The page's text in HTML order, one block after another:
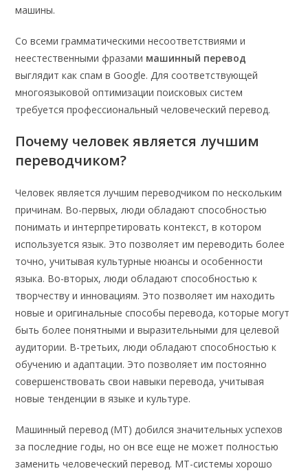
машины.
Со всеми грамматическими несоответствиями и
неестественными фразами машинный перевод
выглядит как спам в Google. Для соответствующей
многоязыковой оптимизации поисковых систем
требуется профессиональный человеческий перевод.
Почему человек является лучшим
переводчиком?
Человек является лучшим переводчиком по нескольким
причинам. Во-первых, люди обладают способностью
понимать и интерпретировать контекст, в котором
используется язык. Это позволяет им переводить более
точно, учитывая культурные нюансы и особенности
языка. Во-вторых, люди обладают способностью к
творчеству и инновациям. Это позволяет им находить
новые и оригинальные способы перевода, которые могут
быть более понятными и выразительными для целевой
аудитории. В-третьих, люди обладают способностью к
обучению и адаптации. Это позволяет им постоянно
совершенствовать свои навыки перевода, учитывая
новые тенденции в языке и культуре.
Машинный перевод (МТ) добился значительных успехов
за последние годы, но он все еще не может полностью
заменить человеческий перевод. МТ-системы хорошо